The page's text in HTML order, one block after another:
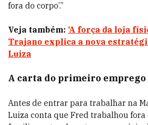
fora do corpo’.”
Veja também: ‘A força da loja
Trajano explica a nova
Luiza
A carta do primeiro emprego
Antes de entrar para trabalhar na
Luiza conta que Fred trabalhou